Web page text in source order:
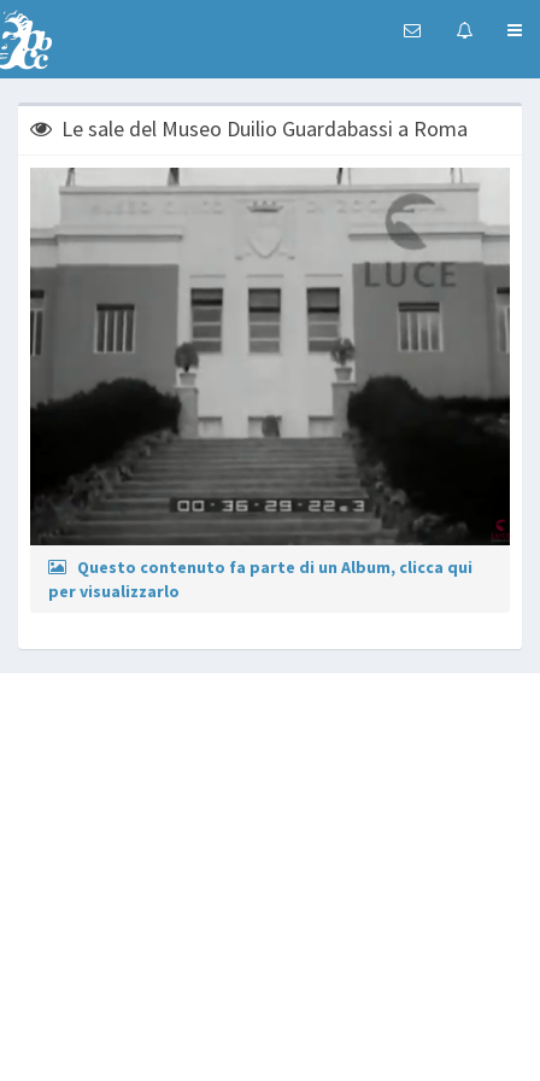
Le sale del Museo Duilio Guardabassi a Roma
Questo contenuto fa parte di un Album, clicca qui
per visualizzarlo